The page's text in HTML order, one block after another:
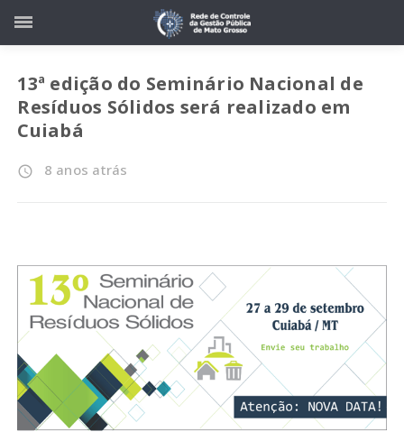
13ª edição do Seminário Nacional de
Resíduos Sólidos será realizado em
Cuiabá
access_time 8 anos atrás